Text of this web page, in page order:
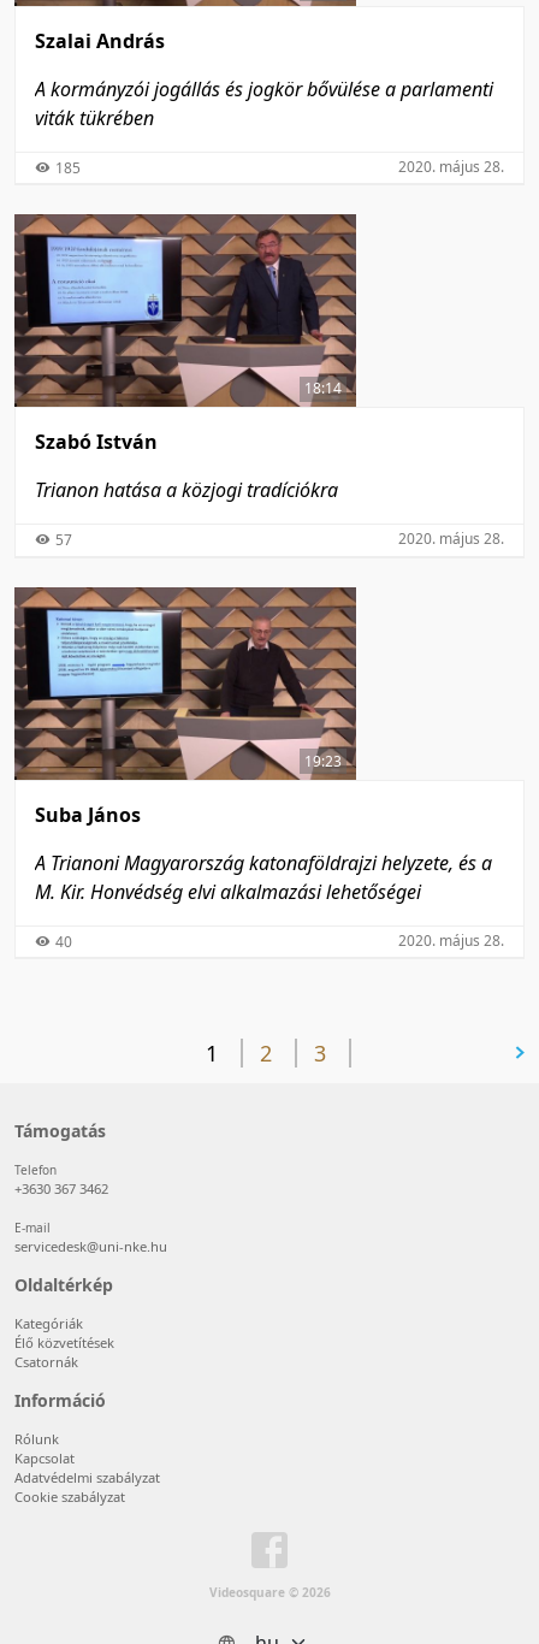
Szalai András
A kormányzói jogállás és jogkör bővülése a parlamenti
viták tükrében
185 2020. május 28.
18:14
Szabó István
Trianon hatása a közjogi tradíciókra
57 2020. május 28.
19:23
Suba János
A Trianoni Magyarország katonaföldrajzi helyzete, és a
M. Kir. Honvédség elvi alkalmazási lehetőségei
40 2020. május 28.
1 2 3
Támogatás
Telefon
+3630 367 3462
E-mail
servicedesk@uni-nke.hu
Oldaltérkép
Kategóriák
Élő közvetítések
Csatornák
Információ
Rólunk
Kapcsolat
Adatvédelmi szabályzat
Cookie szabályzat
Videosquare © 2026